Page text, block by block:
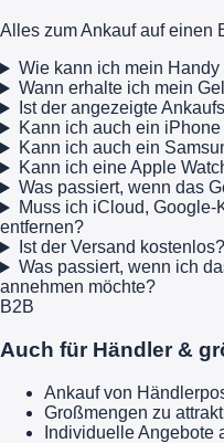
Alles zum Ankauf auf einen
Wie kann ich mein
Wann erhalte ich mein
Ist der angezeigte
Kann ich auch ein
Kann ich auch ein
Kann ich eine Apple
Was passiert, wenn das
Muss ich iCloud, Google-
entfernen?
Ist der Versand kostenlos?
Was passiert, wenn ich
annehmen möchte?
B2B
Auch für Händler &
Ankauf von
Großmengen zu
Individuelle Angebote